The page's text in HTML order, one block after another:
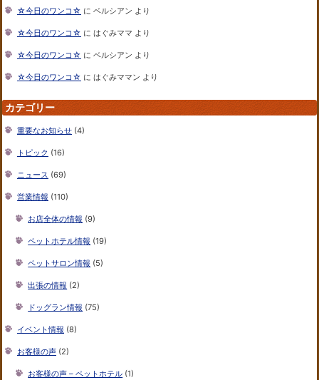
☆今日のワンコ☆ に ベルシアン より
☆今日のワンコ☆ に はぐみママ より
☆今日のワンコ☆ に ベルシアン より
☆今日のワンコ☆ に はぐみママン より
カテゴリー
重要なお知らせ (4)
トピック (16)
ニュース (69)
営業情報 (110)
お店全体の情報 (9)
ペットホテル情報 (19)
ペットサロン情報 (5)
出張の情報 (2)
ドッグラン情報 (75)
イベント情報 (8)
お客様の声 (2)
お客様の声 – ペットホテル (1)